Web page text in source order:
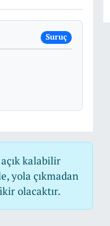
Suruç
kalabilir
yola çıkmadan
olacaktır.